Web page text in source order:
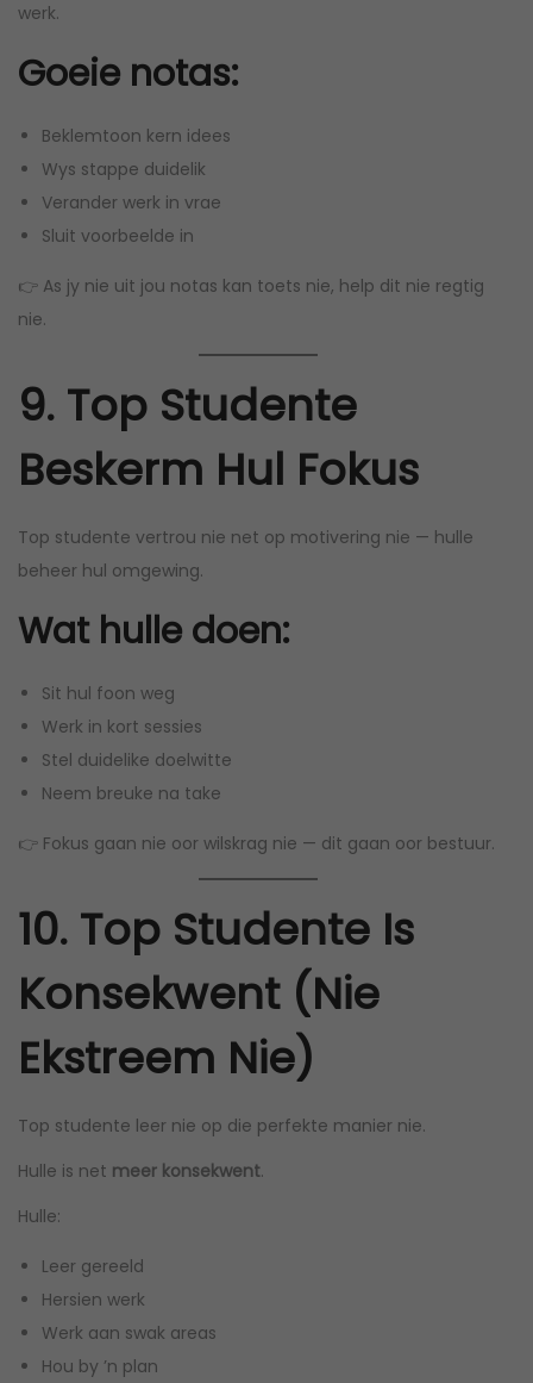
werk.
Goeie notas:
Beklemtoon kern idees
Wys stappe duidelik
Verander werk in vrae
Sluit voorbeelde in
👉 As jy nie uit jou notas kan toets nie, help dit nie regtig
nie.
9. Top Studente
Beskerm Hul Fokus
Top studente vertrou nie net op motivering nie — hulle
beheer hul omgewing.
Wat hulle doen:
Sit hul foon weg
Werk in kort sessies
Stel duidelike doelwitte
Neem breuke na take
👉 Fokus gaan nie oor wilskrag nie — dit gaan oor bestuur.
10. Top Studente Is
Konsekwent (Nie
Ekstreem Nie)
Top studente leer nie op die perfekte manier nie.
Hulle is net meer konsekwent.
Hulle:
Leer gereeld
Hersien werk
Werk aan swak areas
Hou by ’n plan